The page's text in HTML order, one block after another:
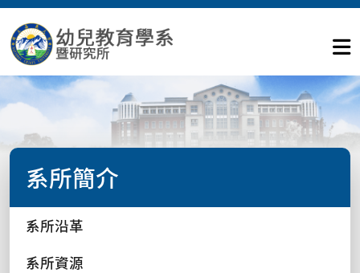
系所簡介
系所沿革
系所資源